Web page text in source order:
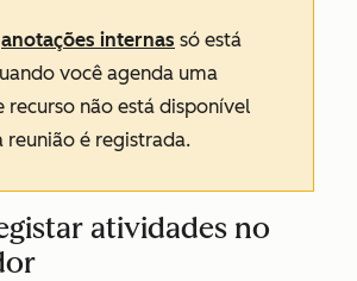
anotações internas só está
você agenda uma
recurso não está disponível
reunião é registrada.
atividades no